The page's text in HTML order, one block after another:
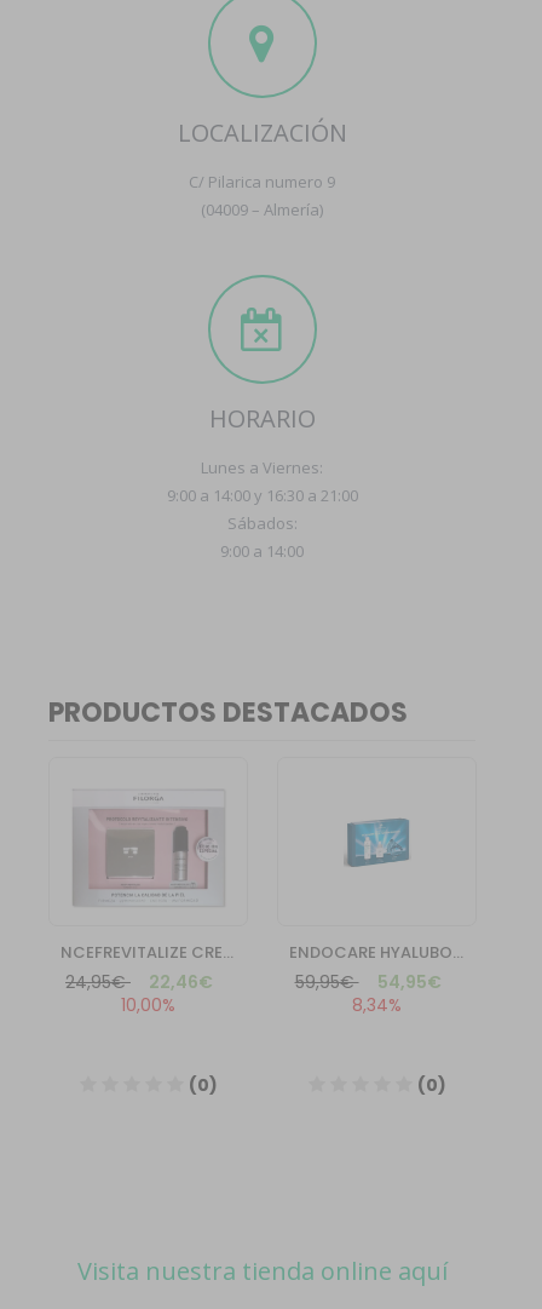
LOCALIZACIÓN
C/ Pilarica numero 9
(04009 – Almería)
HORARIO
Lunes a Viernes:
9:00 a 14:00 y 16:30 a 21:00
Sábados:
9:00 a 14:00
Visita nuestra tienda online aquí